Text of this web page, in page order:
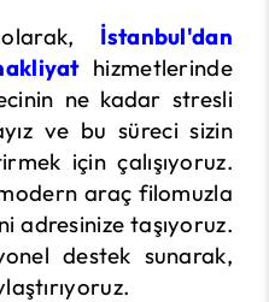
İstanbul'dan
hizmetlerinde
ne kadar stresli
ve bu süreci sizin
için çalışıyoruz.
araç filomuzla
adresinize taşıyoruz.
destek sunarak,